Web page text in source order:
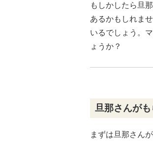
もしかしたら旦
あるかもしれま
いるでしょう。
ょうか？
旦那さんが
まずは旦那さん